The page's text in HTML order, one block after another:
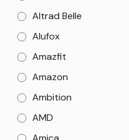
Altrad Belle
Alufox
Amazfit
Amazon
Ambition
AMD